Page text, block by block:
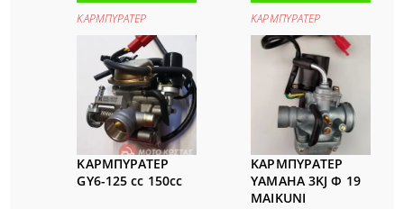
ΚΑΡΜΠΥΡΑΤΕΡ
ΚΑΡΜΠΥΡΑΤΕΡ
ΚΑΡΜΠΥΡΑΤΕΡ
GY6-125 cc 150cc
ΚΑΡΜΠΥΡΑΤΕΡ
YAMAHA 3KJ Φ 19
MAIKUNI